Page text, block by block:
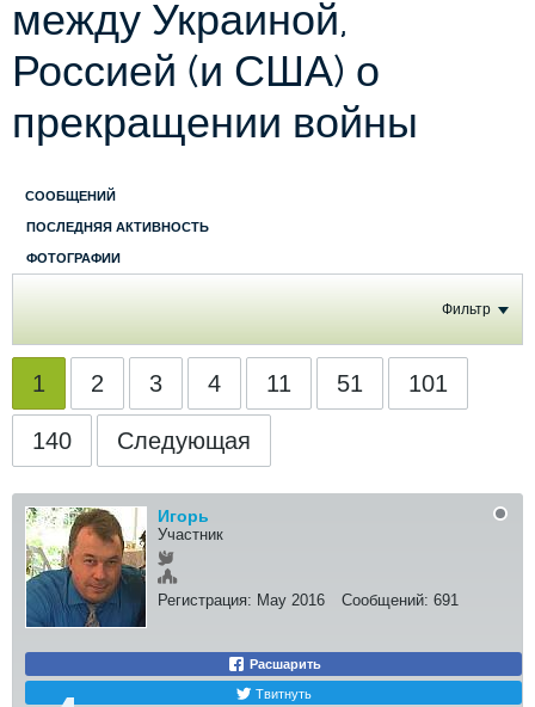
между Украиной,
Россией (и США) о
прекращении войны
СООБЩЕНИЙ
ПОСЛЕДНЯЯ АКТИВНОСТЬ
ФОТОГРАФИИ
Фильтр
1 2 3 4 11 51 101
140 Следующая
Игорь
Участник
Регистрация: May 2016 Сообщений: 691
Расшарить
Твитнуть